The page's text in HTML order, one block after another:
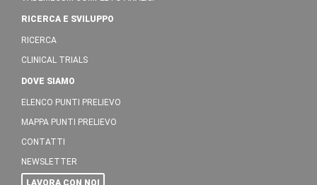
RICERCA E SVILUPPO
RICERCA
CLINICAL TRIALS
DOVE SIAMO
ELENCO PUNTI PRELIEVO
MAPPA PUNTI PRELIEVO
CONTATTI
NEWSLETTER
LAVORA CON NOI